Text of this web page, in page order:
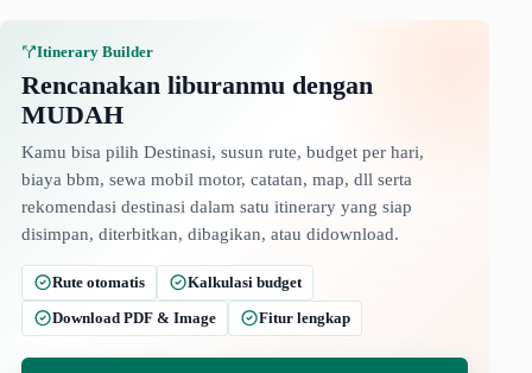
Itinerary Builder
Rencanakan liburanmu dengan
MUDAH
Kamu bisa pilih Destinasi, susun rute, budget per hari,
biaya bbm, sewa mobil motor, catatan, map, dll serta
rekomendasi destinasi dalam satu itinerary yang siap
disimpan, diterbitkan, dibagikan, atau didownload.
Rute otomatis
Kalkulasi budget
Download PDF & Image
Fitur lengkap